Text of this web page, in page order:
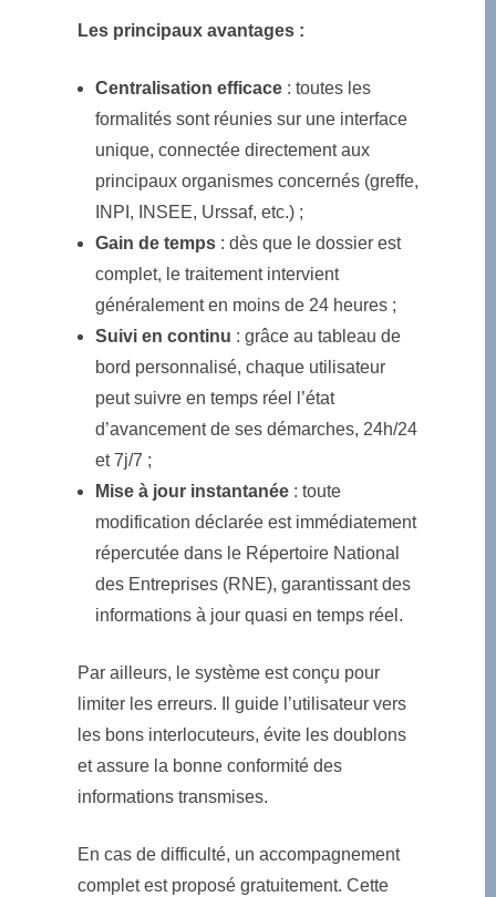
Les principaux avantages :
Centralisation efficace : toutes les
formalités sont réunies sur une interface
unique, connectée directement aux
principaux organismes concernés (greffe,
INPI, INSEE, Urssaf, etc.) ;
Gain de temps : dès que le dossier est
complet, le traitement intervient
généralement en moins de 24 heures ;
Suivi en continu : grâce au tableau de
bord personnalisé, chaque utilisateur
peut suivre en temps réel l’état
d’avancement de ses démarches, 24h/24
et 7j/7 ;
Mise à jour instantanée : toute
modification déclarée est immédiatement
répercutée dans le Répertoire National
des Entreprises (RNE), garantissant des
informations à jour quasi en temps réel.
Par ailleurs, le système est conçu pour
limiter les erreurs. Il guide l’utilisateur vers
les bons interlocuteurs, évite les doublons
et assure la bonne conformité des
informations transmises.
En cas de difficulté, un accompagnement
complet est proposé gratuitement. Cette